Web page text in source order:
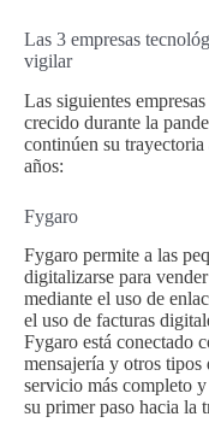
Las 3 empresas
vigilar
Las siguientes
crecido durante la
continúen su
años:
Fygaro
Fygaro permite a las
digitalizarse para
mediante el uso de
el uso de facturas
Fygaro está conectado
mensajería y otros tipos
servicio más completo
su primer paso hacia la